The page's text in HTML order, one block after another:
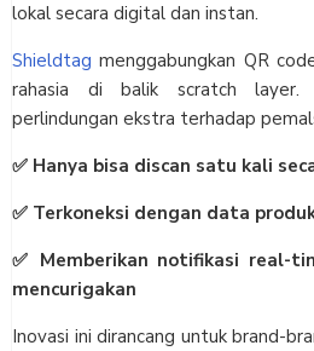
lokal secara digital dan instan.
Shieldtag menggabungkan QR
rahasia di balik scratch layer.
perlindungan ekstra terhadap
✅ Hanya bisa discan satu kali
✅ Terkoneksi dengan data
✅ Memberikan notifikasi real-
mencurigakan
Inovasi ini dirancang untuk brand-